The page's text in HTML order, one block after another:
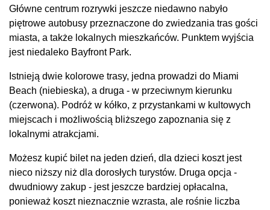
Główne centrum rozrywki jeszcze niedawno nabyło
piętrowe autobusy przeznaczone do zwiedzania tras gości
miasta, a także lokalnych mieszkańców. Punktem wyjścia
jest niedaleko Bayfront Park.
Istnieją dwie kolorowe trasy, jedna prowadzi do Miami
Beach (niebieska), a druga - w przeciwnym kierunku
(czerwona). Podróż w kółko, z przystankami w kultowych
miejscach i możliwością bliższego zapoznania się z
lokalnymi atrakcjami.
Możesz kupić bilet na jeden dzień, dla dzieci koszt jest
nieco niższy niż dla dorosłych turystów. Druga opcja -
dwudniowy zakup - jest jeszcze bardziej opłacalna,
ponieważ koszt nieznacznie wzrasta, ale rośnie liczba